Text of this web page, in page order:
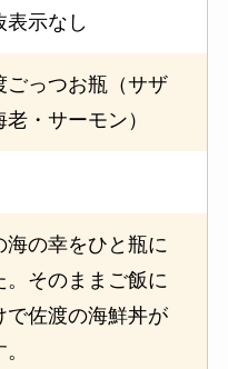
表示なし
ごっつお瓶（サザ
・サーモン）
海の幸をひと瓶に
。そのままご飯に
で佐渡の海鮮丼が